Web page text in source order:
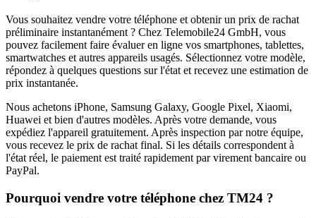
Vous souhaitez vendre votre téléphone et obtenir un prix de rachat
préliminaire instantanément ? Chez Telemobile24 GmbH, vous
pouvez facilement faire évaluer en ligne vos smartphones, tablettes,
smartwatches et autres appareils usagés. Sélectionnez votre modèle,
répondez à quelques questions sur l'état et recevez une estimation de
prix instantanée.
Nous achetons iPhone, Samsung Galaxy, Google Pixel, Xiaomi,
Huawei et bien d'autres modèles. Après votre demande, vous
expédiez l'appareil gratuitement. Après inspection par notre équipe,
vous recevez le prix de rachat final. Si les détails correspondent à
l'état réel, le paiement est traité rapidement par virement bancaire ou
PayPal.
Pourquoi vendre votre téléphone chez TM24 ?